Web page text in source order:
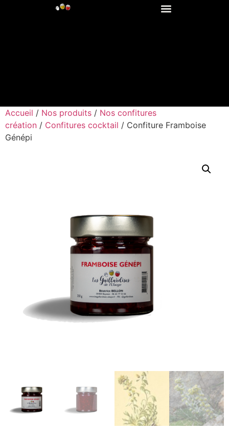
Accueil / Nos produits / Nos confitures
création / Confitures cocktail / Confiture Framboise
Génépi